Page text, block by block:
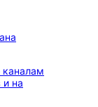
каналам
и на